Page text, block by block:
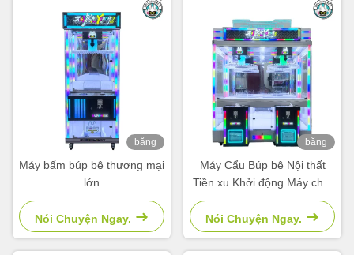
băng
Máy bấm búp bê thương mại
lớn
Nói Chuyện Ngay.
băng
hình
Máy Cẩu Búp bê Nội thất
Tiền xu Khởi động Máy chơi
trò chơi Arcade Trẻ em Đồ
chơi Cẩu
Nói Chuyện Ngay.